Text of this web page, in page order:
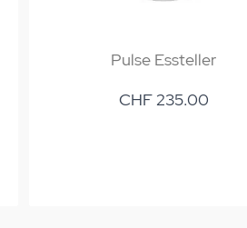
Pulse Essteller
CHF 235.00